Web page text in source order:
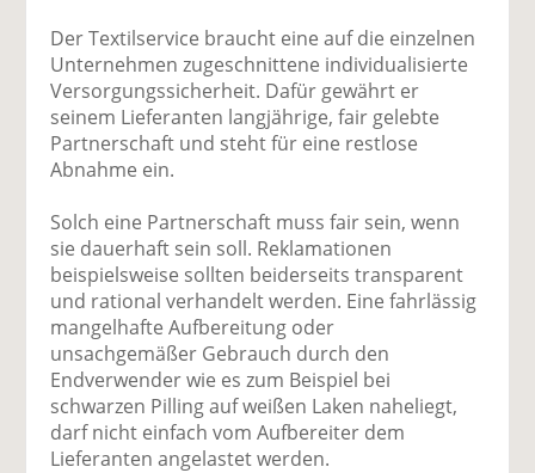
Der Textilservice braucht eine auf die einzelnen
Unternehmen zugeschnittene individualisierte
Versorgungssicherheit. Dafür gewährt er
seinem Lieferanten langjährige, fair gelebte
Partnerschaft und steht für eine restlose
Abnahme ein.
Solch eine Partnerschaft muss fair sein, wenn
sie dauerhaft sein soll. Reklamationen
beispielsweise sollten beiderseits transparent
und rational verhandelt werden. Eine fahrlässig
mangelhafte Aufbereitung oder
unsachgemäßer Gebrauch durch den
Endverwender wie es zum Beispiel bei
schwarzen Pilling auf weißen Laken naheliegt,
darf nicht einfach vom Aufbereiter dem
Lieferanten angelastet werden.